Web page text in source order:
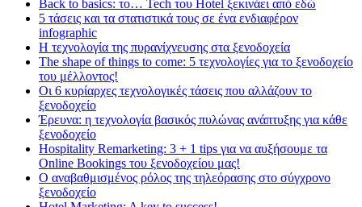
Back to basics: το… Tech του Hotel ξεκινάει από εδώ
5 τάσεις και τα στατιστικά τους σε ένα ενδιαφέρον
infographic
Η τεχνολογία της πυρανίχνευσης στα ξενοδοχεία
The shape of things to come: 5 τεχνολογίες για το ξενοδοχείο
του μέλλοντος!
Οι 6 κυρίαρχες τεχνολογικές τάσεις που αλλάζουν το
ξενοδοχείο
Έρευνα: η τεχνολογία βασικός πυλώνας ανάπτυξης για κάθε
ξενοδοχείο
Hospitality Remarketing: 3 + 1 tips για να αυξήσουμε τα
Online Bookings του ξενοδοχείου μας!
Ο αναβαθμισμένος ρόλος της τηλεόρασης στο σύγχρονο
ξενοδοχείο